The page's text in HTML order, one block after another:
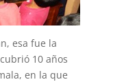
esa fue la
10 años
en la que